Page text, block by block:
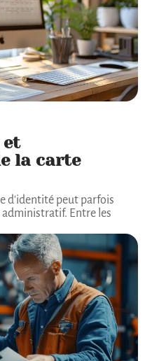
et
la carte
d'identité peut parfois
Entre les